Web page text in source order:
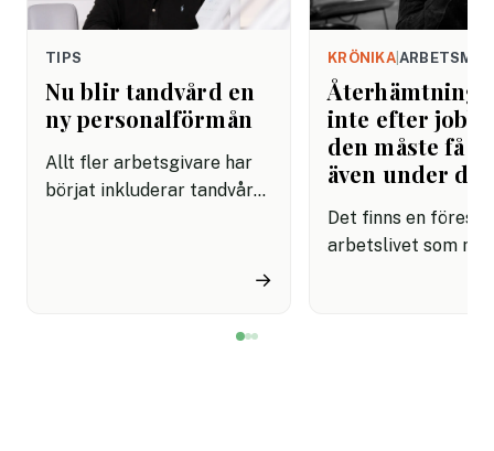
TIPS
Nu blir tandvård en
ny personalförmån
Allt fler arbetsgivare har
börjat inkluderar tandvård i
miljon svenskar uppger att
→
KRÖNIKA|
Återhämtning
inte efter
den måste få
även under
Det finns en
arbetslivet som